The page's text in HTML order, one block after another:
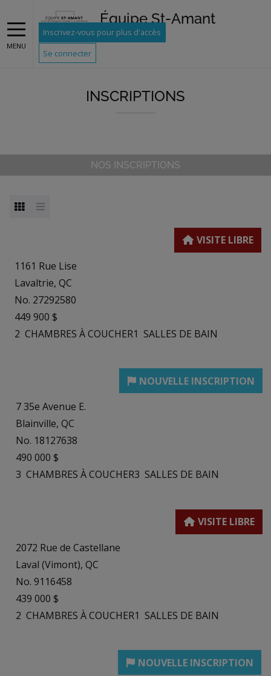
MENU
Équipe St-Amant
Inscrivez-vous pour plus d'accès
Se connecter
INSCRIPTIONS
NOS INSCRIPTIONS
1161 Rue Lise
Lavaltrie, QC
No. 27292580
449 900 $
2 CHAMBRES À COUCHER1 SALLES DE BAIN
7 35e Avenue E.
Blainville, QC
No. 18127638
490 000 $
3 CHAMBRES À COUCHER3 SALLES DE BAIN
2072 Rue de Castellane
Laval (Vimont), QC
No. 9116458
439 000 $
2 CHAMBRES À COUCHER1 SALLES DE BAIN